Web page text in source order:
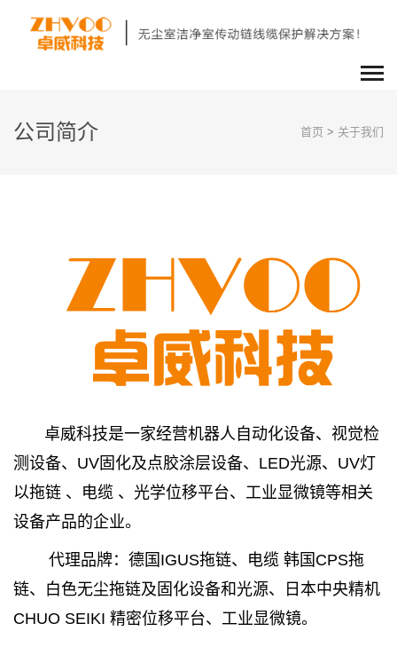
公司简介 首页 > 关于我们
卓威科技是一家经营机器人自动化设备、视觉检
测设备、UV固化及点胶涂层设备、LED光源、UV灯
以拖链 、电缆 、光学位移平台、工业显微镜等相关
设备产品的企业。
代理品牌：德国IGUS拖链、电缆 韩国CPS拖
链、白色无尘拖链及固化设备和光源、日本中央精机
CHUO SEIKI 精密位移平台、工业显微镜。